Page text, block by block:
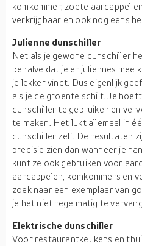
komkommer, zoete aardappel
verkrijgbaar en ook nog eens
Julienne dunschiller
Net als je gewone dunschiller
behalve dat je er juliennes mee
je lekker vindt. Dus eigenlijk
als je de groente schilt. Je
dunschiller te gebruiken en
te maken. Het lukt allemaal in
dunschiller zelf. De resultaten
precisie zien dan wanneer je
kunt ze ook gebruiken voor
aardappelen, komkommers en
zoek naar een exemplaar van
je het niet regelmatig te
Elektrische dunschiller
Voor restaurantkeukens en